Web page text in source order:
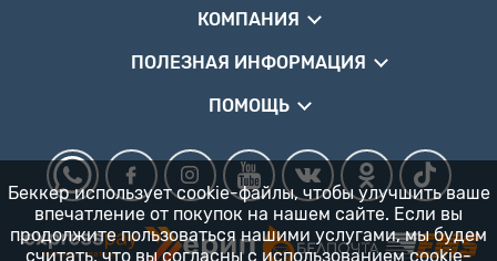
КОМПАНИЯ
ПОЛЕЗНАЯ ИНФОРМАЦИЯ
ПОМОЩЬ
Беккер использует cookie-файлы, чтобы улучшить ваше
впечатление от покупок на нашем сайте. Если вы
продолжите пользоваться нашими услугами, мы будем
считать, что вы согласны с использованием cookie-